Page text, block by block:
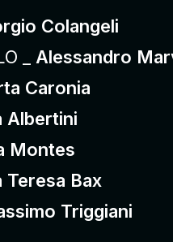
Colangeli
_ Alessandro
Caronia
Albertini
Montes
Teresa Bax
Triggiani